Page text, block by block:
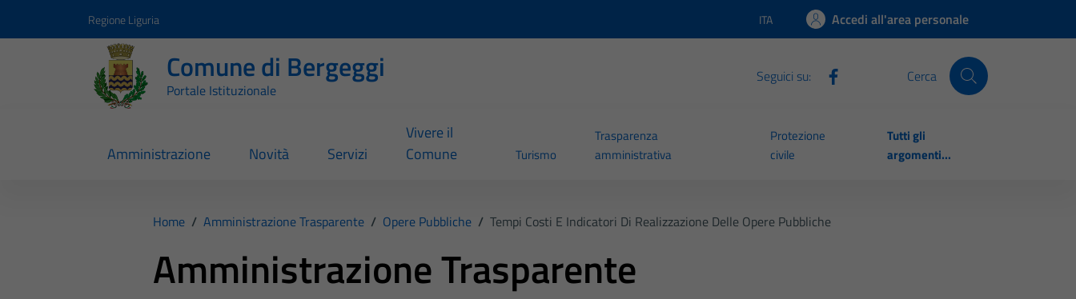
Regione Liguria Lingua attiva:
ITA Accedi all'area personale
Comune di Bergeggi
Portale Istituzionale
Seguici su: Cerca
Amministrazione Novità Servizi
Vivere il
Comune
Turismo
Trasparenza
amministrativa
Protezione
civile
Tutti gli
argomenti...
Home / Amministrazione Trasparente / Opere Pubbliche / Tempi Costi E Indicatori Di Realizzazione Delle Opere Pubbliche
Amministrazione Trasparente